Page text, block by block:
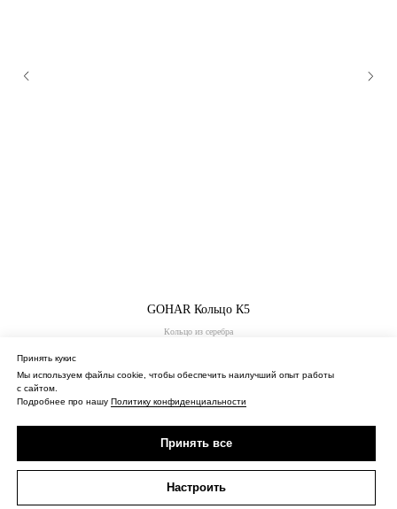
Принять кукис
Мы используем файлы cookie, чтобы обеспечить наилучший опыт работы
с сайтом.
Подробнее про нашу Политику конфиденциальности
Принять все
Настроить
GOHAR Кольцо К5
Кольцо из серебра